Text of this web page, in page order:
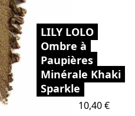
LILY LOLO
Ombre à
Paupières
Minérale Khaki
Sparkle
Prix
10,40 €